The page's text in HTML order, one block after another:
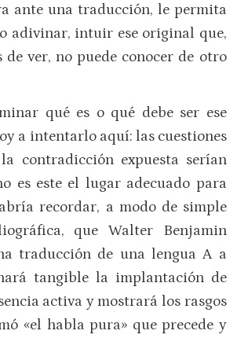
ante una traducción, le permita
adivinar, intuir ese original que,
de ver, no puede conocer de otro
qué es o qué debe ser ese
a intentarlo aquí: las cuestiones
contradicción expuesta serían
es este el lugar adecuado para
recordar, a modo de simple
que Walter Benjamin
traducción de una lengua A a
tangible la implantación de
activa y mostrará los rasgos
«el habla pura» que precede y